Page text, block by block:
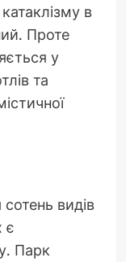
в
Проте
у
та
видів
є
Парк